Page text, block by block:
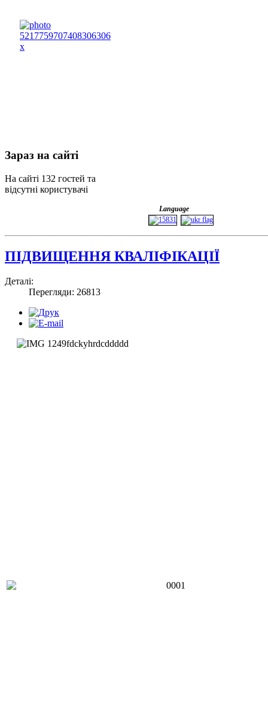
Зараз на сайті
На сайті 132 гостей та
відсутні користувачі
Language
ПІДВИЩЕННЯ КВАЛІФІКАЦІЇ
Деталі:
Перегляди: 26813